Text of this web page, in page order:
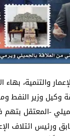
والتنمية، بهاء
وكيل وزير النفط
-المعتقل
ورئيس ائتلاف